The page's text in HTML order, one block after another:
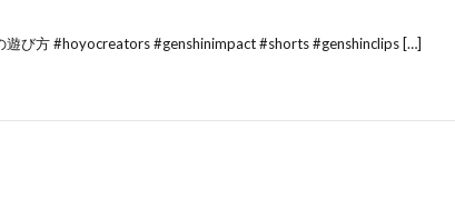
遊び方 #hoyocreators #genshinimpact #shorts #genshinclips […]